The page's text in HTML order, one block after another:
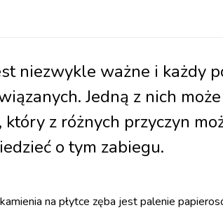
niezwykle ważne i każdy
Jedną z nich
z różnych przyczyn
o tym zabiegu.
na płytce zęba jest palenie